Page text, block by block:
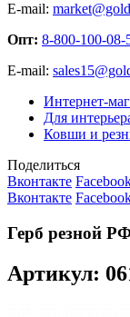
E-mail:
Опт: 8-800-100-08-
E-mail:
Интернет-
Для
Ковши и
Поделиться
Вконтакте
Вконтакте
Герб резной
Артикул: